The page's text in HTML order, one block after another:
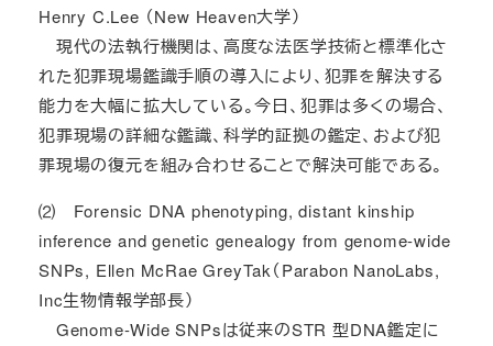
Henry C.Lee （New Heaven大学）
現代の法執行機関は、高度な法医学技術と標準化さ
れた犯罪現場鑑識手順の導入により、犯罪を解決する
能力を大幅に拡大している。今日、犯罪は多くの場合、
犯罪現場の詳細な鑑識、科学的証拠の鑑定、および犯
罪現場の復元を組み合わせることで解決可能である。
⑵ Forensic DNA phenotyping, distant kinship
inference and genetic genealogy from genome-wide
SNPs, Ellen McRae GreyTak（Parabon NanoLabs,
Inc生物情報学部長）
Genome-Wide SNPsは従来のSTR 型DNA鑑定に